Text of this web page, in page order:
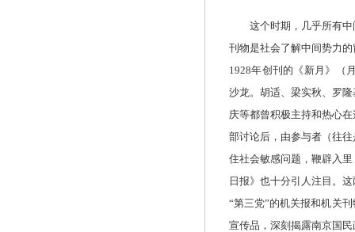
这个时期，几乎所有中
刊物是社会了解中间势力
1928年创刊的《新月》（
沙龙。胡适、梁实秋、罗
庆等都曾积极主持和热心
部讨论后，由参与者（往
住社会敏感问题，鞭辟入
日报》也十分引人注目。
“第三党”的机关报和机关
宣传品，深刻揭露南京国